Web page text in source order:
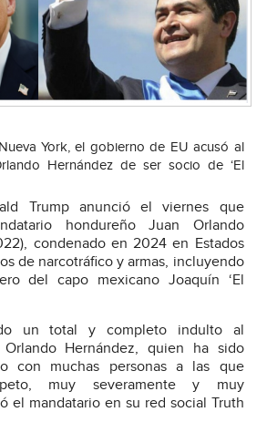
York, el gobierno de EU acusó al
Hernández de ser socio de ‘El
Trump anunció el viernes que
hondureño Juan Orlando
condenado en 2024 en Estados
de narcotráfico y armas, incluyendo
del capo mexicano Joaquín ‘El
un total y completo indulto al
Hernández, quien ha sido
con muchas personas a las que
muy severamente y muy
el mandatario en su red social Truth